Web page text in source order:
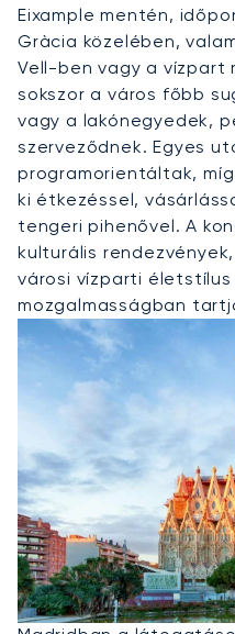
Eixample mentén,
Gràcia közelében,
Vell-ben vagy a vízpart
sokszor a város főbb
vagy a lakónegyedek,
szerveződnek. Egyes
programorientáltak,
ki étkezéssel,
tengeri pihenővel. A
kulturális
városi vízparti
mozgalmasságban
Privát Jet